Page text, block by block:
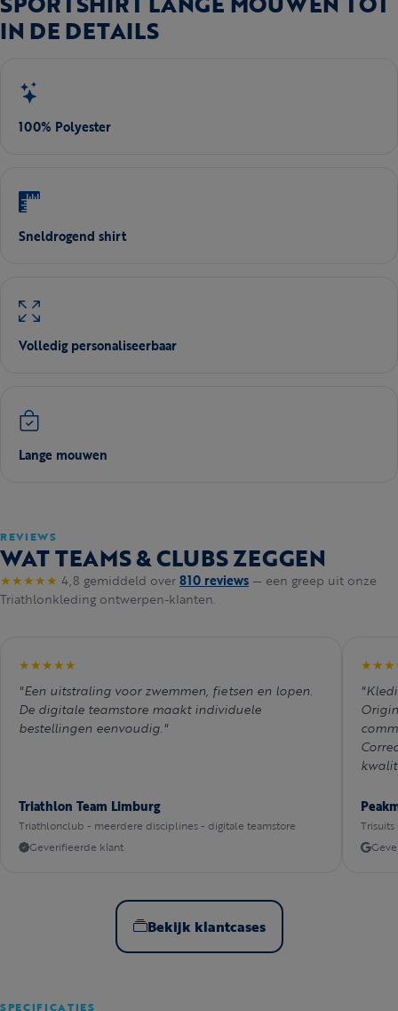
IN DE DETAILS
100% Polyester
Sneldrogend shirt
Volledig personaliseerbaar
Lange mouwen
REVIEWS
WAT TEAMS & CLUBS ZEGGEN
★★★★★ 4,8 gemiddeld over810 reviews— een greep uit onze
Triathlonkleding ontwerpen-klanten.
★★★★★
"Een uitstraling voor zwemmen, fietsen en lopen.
De digitale teamstore maakt individuele
bestellingen eenvoudig."
Triathlon Team Limburg
Triathlonclub - meerdere disciplines - digitale teamstore
Geverifieerde klant
Bekijk klantcases
SPECIFICATIES